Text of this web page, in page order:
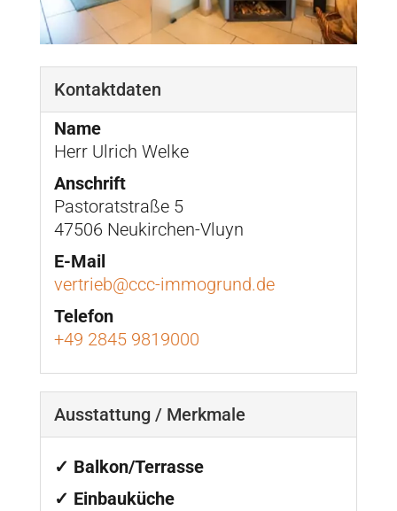
Kontaktdaten
Name
Herr Ulrich Welke
Anschrift
Pastoratstraße 5
47506 Neukirchen-Vluyn
E-Mail
vertrieb@ccc-immogrund.de
Telefon
+49 2845 9819000
Ausstattung / Merkmale
✓ Balkon/Terrasse
✓ Einbauküche